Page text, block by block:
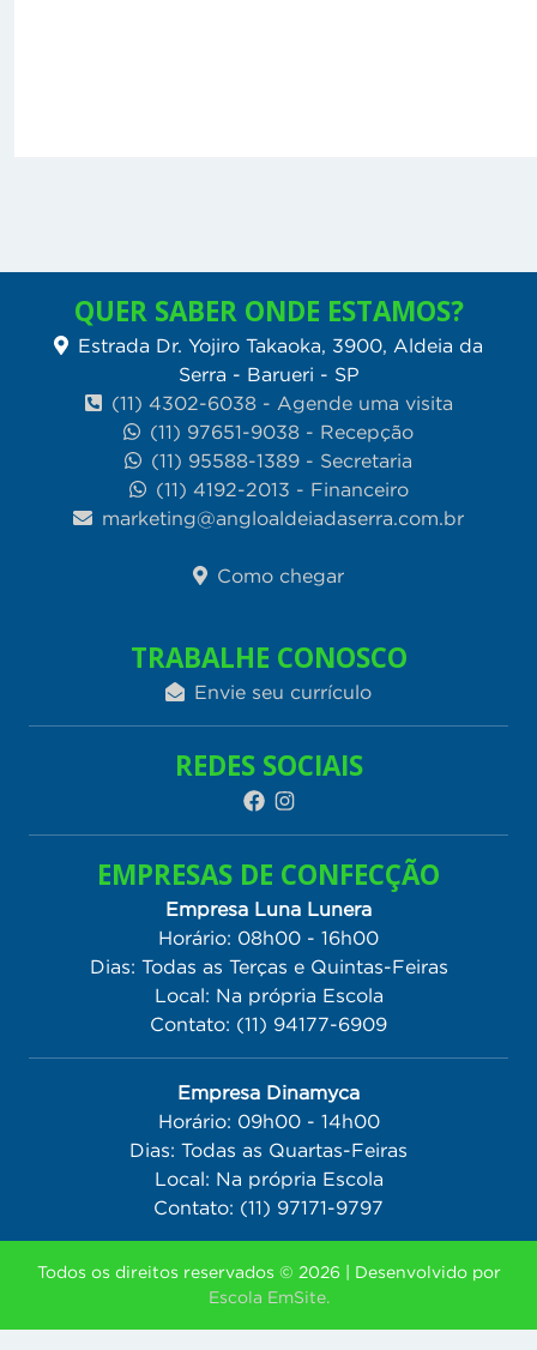
QUER SABER ONDE ESTAMOS?
Estrada Dr. Yojiro Takaoka, 3900, Aldeia da
Serra - Barueri - SP
(11) 4302-6038 - Agende uma visita
(11) 97651-9038 - Recepção
(11) 95588-1389 - Secretaria
(11) 4192-2013 - Financeiro
marketing@angloaldeiadaserra.com.br
Como chegar
TRABALHE CONOSCO
Envie seu currículo
REDES SOCIAIS
EMPRESAS DE CONFECÇÃO
Empresa Luna Lunera
Horário: 08h00 - 16h00
Dias: Todas as Terças e Quintas-Feiras
Local: Na própria Escola
Contato: (11) 94177-6909
Empresa Dinamyca
Horário: 09h00 - 14h00
Dias: Todas as Quartas-Feiras
Local: Na própria Escola
Contato: (11) 97171-9797
Todos os direitos reservados © 2026 | Desenvolvido por
Escola EmSite.